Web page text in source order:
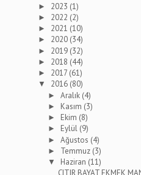
► 2023 (1)
► 2022 (2)
► 2021 (10)
► 2020 (34)
► 2019 (32)
► 2018 (44)
► 2017 (61)
▼ 2016 (80)
►Aralık (4)
► Kasım (3)
► Ekim (8)
► Eylül (9)
►Ağustos (4)
► Temmuz (3)
▼ Haziran (11)